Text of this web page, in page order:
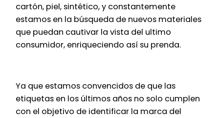
cartón, piel, sintético, y constantemente
estamos en la búsqueda de nuevos materiales
que puedan cautivar la vista del ultimo
consumidor, enriqueciendo así su prenda.
Ya que estamos convencidos de que las
etiquetas en los últimos años no solo cumplen
con el objetivo de identificar la marca del